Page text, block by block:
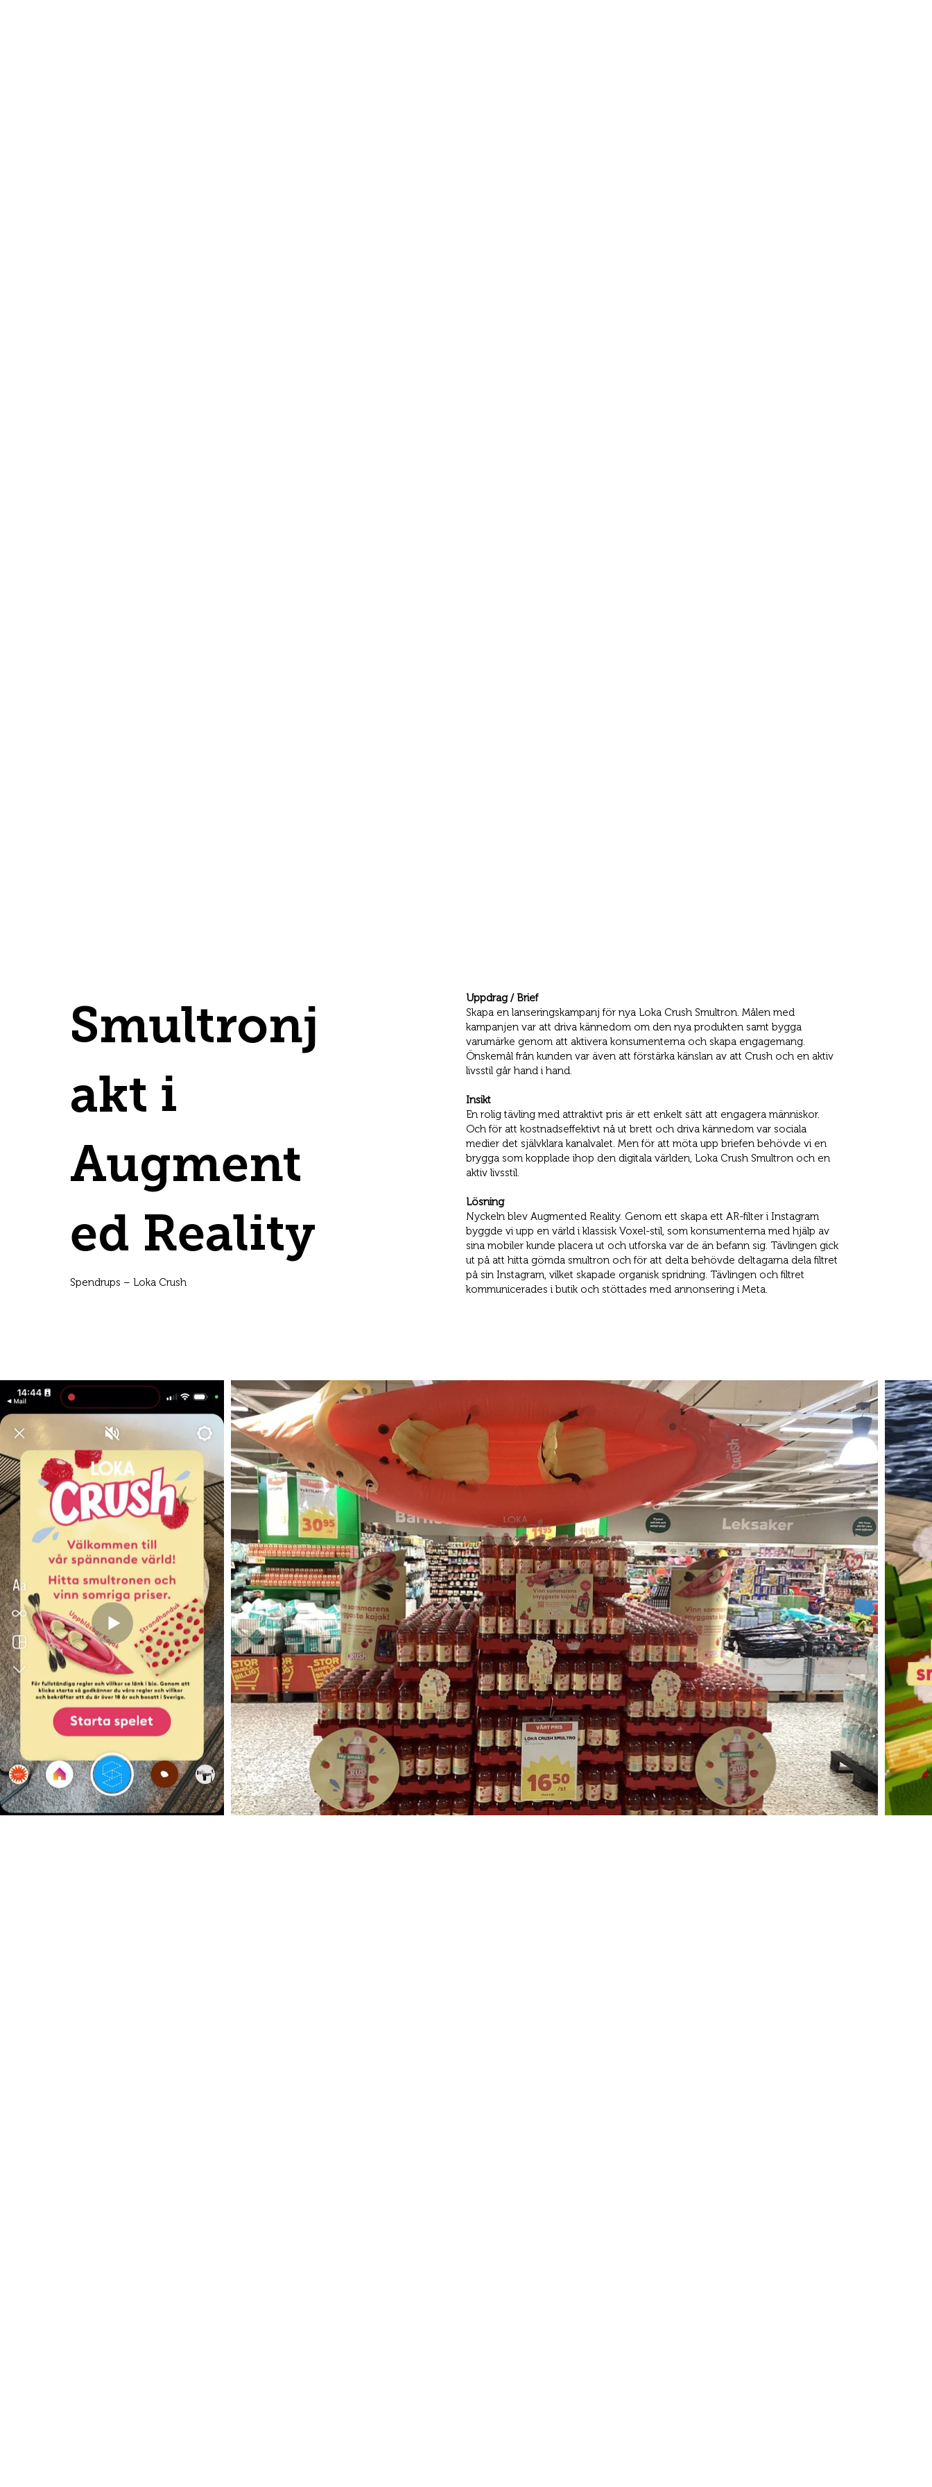
Spendrups – Loka Crush
Smultronj
akt i
Augment
ed Reality
Uppdrag / Brief
Skapa en lanseringskampanj för nya Loka Crush Smultron. Målen med
kampanjen var att driva kännedom om den nya produkten samt bygga
varumärke genom att aktivera konsumenterna och skapa engagemang.
Önskemål från kunden var även att förstärka känslan av att Crush och en aktiv
livsstil går hand i hand.
Insikt
En rolig tävling med attraktivt pris är ett enkelt sätt att engagera människor.
Och för att kostnadseffektivt nå ut brett och driva kännedom var sociala
medier det självklara kanalvalet. Men för att möta upp briefen behövde vi en
brygga som kopplade ihop den digitala världen, Loka Crush Smultron och en
aktiv livsstil.
Lösning
Nyckeln blev Augmented Reality. Genom ett skapa ett AR-filter i Instagram
byggde vi upp en värld i klassisk Voxel-stil, som konsumenterna med hjälp av
sina mobiler kunde placera ut och utforska var de än befann sig. Tävlingen gick
ut på att hitta gömda smultron och för att delta behövde deltagarna dela filtret
på sin Instagram, vilket skapade organisk spridning. Tävlingen och filtret
kommunicerades i butik och stöttades med annonsering i Meta.